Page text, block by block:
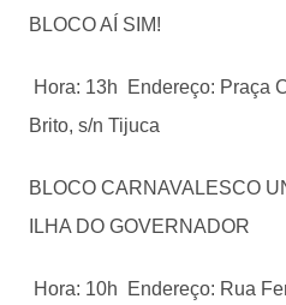
BLOCO AÍ SIM!
Hora: 13h Endereço: Praça
Brito, s/n Tijuca
BLOCO CARNAVALESCO
ILHA DO GOVERNADOR
Hora: 10h Endereço: Rua